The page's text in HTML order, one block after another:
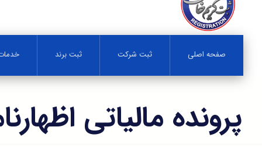
صفحه اصلی ثبت شرکت ثبت برند
پرونده مالیاتی